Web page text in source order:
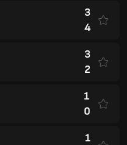
3
4
3
2
1
0
1